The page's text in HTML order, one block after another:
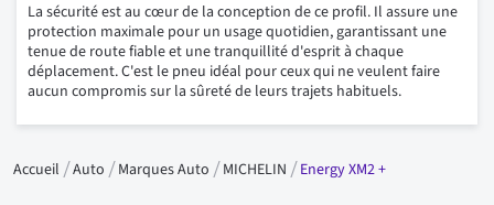
La sécurité est au cœur de la conception de ce profil. Il assure une
protection maximale pour un usage quotidien, garantissant une
tenue de route fiable et une tranquillité d'esprit à chaque
déplacement. C'est le pneu idéal pour ceux qui ne veulent faire
aucun compromis sur la sûreté de leurs trajets habituels.
Accueil Auto Marques Auto MICHELIN Energy XM2 +